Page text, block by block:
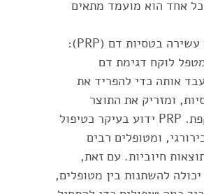
אחד הוא מועמד מתאים
טיפול פלזמה עשירה בטסיות דם (PRP):
לוקח דגימת דם
אותה כדי להפריד את
ומזריק את התוצר
ישירות לקרקפת. PRP ידוע בעיקר כטיפול
ומטופלים רבים
חיוביות. עם זאת,
להשתנות בין מטופלים,